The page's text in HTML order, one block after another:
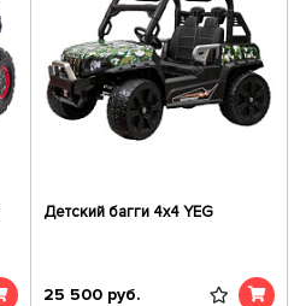
Детский багги 4x4 YEG
25 500 руб.